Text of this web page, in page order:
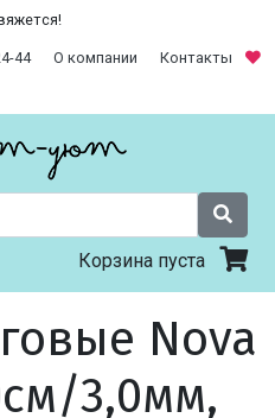
44 О компании
Контакты
Корзина пуста
Nova
3,0мм,